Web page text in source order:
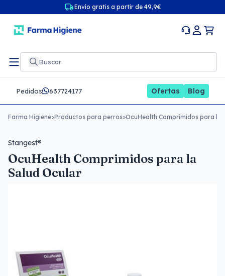
Envío gratis a partir de 49,9€
Pedidos 637724177 Ofertas Blog
Farma Higiene>Productos para perros>OcuHealth Comprimidos para la
Stangest®
OcuHealth Comprimidos para la
Salud Ocular